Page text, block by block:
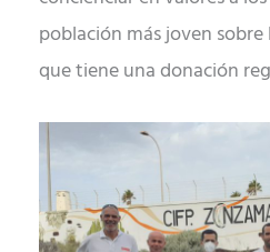
población más joven
que tiene una donación